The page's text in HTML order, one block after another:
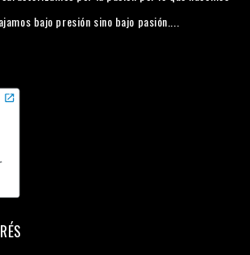
bajo presión sino bajo pasión....